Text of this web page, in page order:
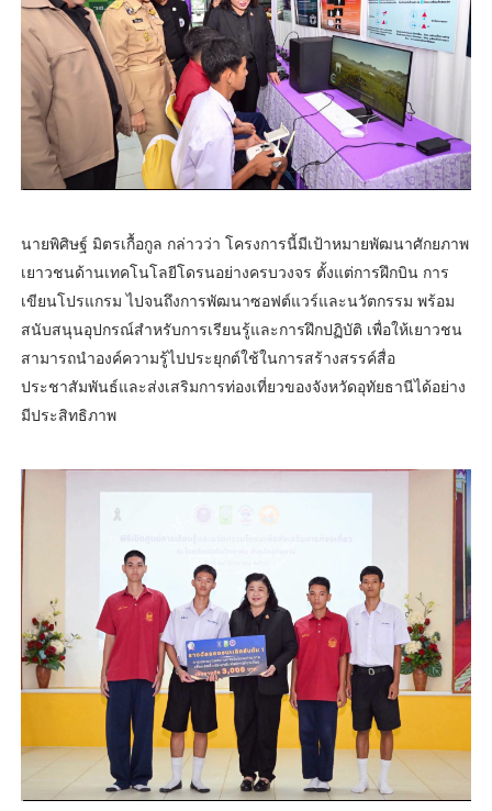
นายพิศิษฐ์ มิตรเกื้อกูล กล่าวว่า โครงการนี้มีเป้าหมายพัฒนาศักยภาพ
เยาวชนด้านเทคโนโลยีโดรนอย่างครบวงจร ตั้งแต่การฝึกบิน การ
เขียนโปรแกรม ไปจนถึงการพัฒนาซอฟต์แวร์และนวัตกรรม พร้อม
สนับสนุนอุปกรณ์สำหรับการเรียนรู้และการฝึกปฏิบัติ เพื่อให้เยาวชน
สามารถนำองค์ความรู้ไปประยุกต์ใช้ในการสร้างสรรค์สื่อ
ประชาสัมพันธ์และส่งเสริมการท่องเที่ยวของจังหวัดอุทัยธานีได้อย่าง
มีประสิทธิภาพ